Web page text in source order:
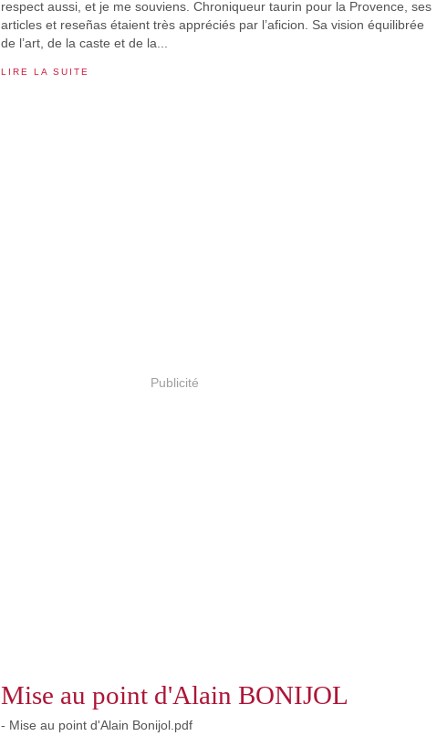
respect aussi, et je me souviens. Chroniqueur taurin pour la Provence, ses
articles et reseñas étaient très appréciés par l’aficion. Sa vision équilibrée
de l’art, de la caste et de la...
LIRE LA SUITE
Publicité
Mise au point d'Alain BONIJOL
- Mise au point d'Alain Bonijol.pdf